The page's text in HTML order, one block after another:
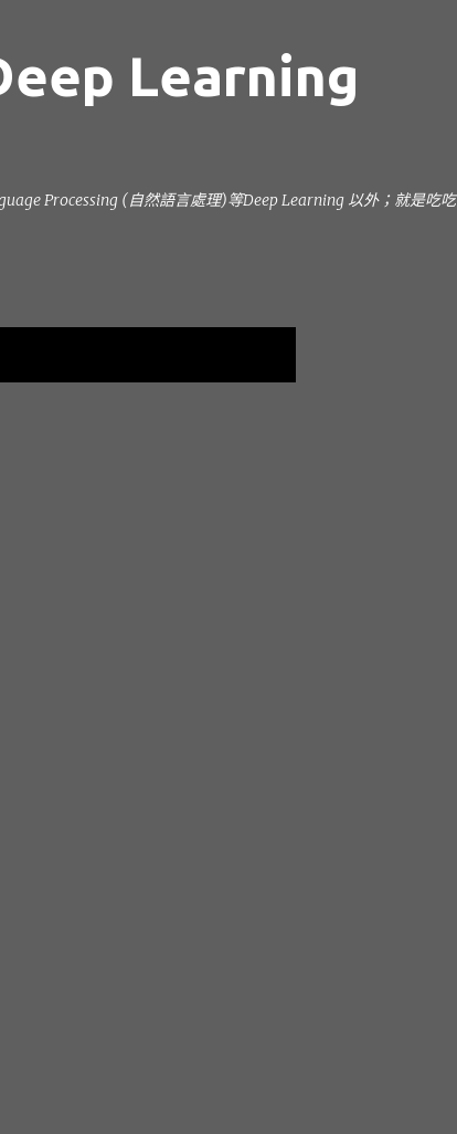
Learning
Processing (自然語言處理)等Deep Learning 以外；就是吃吃